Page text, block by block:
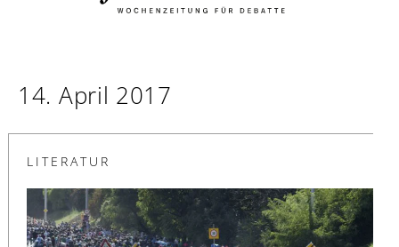
14. April 2017
LITERATUR